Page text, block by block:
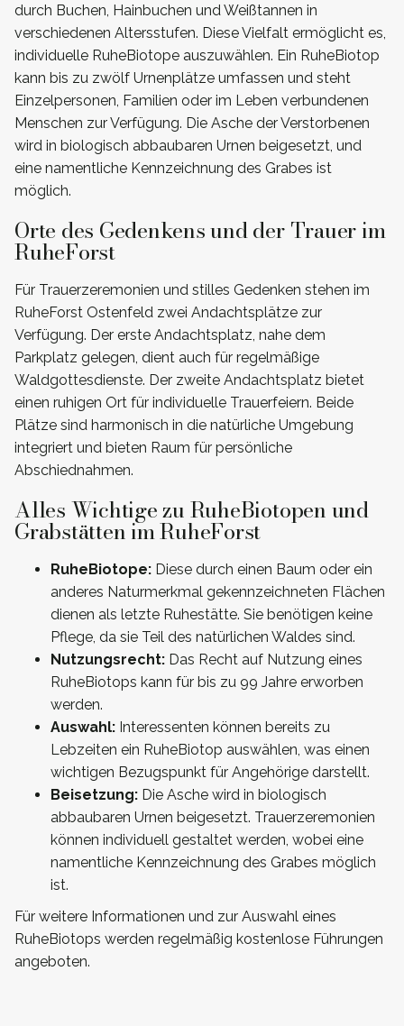
durch Buchen, Hainbuchen und Weißtannen in
verschiedenen Altersstufen. Diese Vielfalt ermöglicht es,
individuelle RuheBiotope auszuwählen. Ein RuheBiotop
kann bis zu zwölf Urnenplätze umfassen und steht
Einzelpersonen, Familien oder im Leben verbundenen
Menschen zur Verfügung. Die Asche der Verstorbenen
wird in biologisch abbaubaren Urnen beigesetzt, und
eine namentliche Kennzeichnung des Grabes ist
möglich.
Orte des Gedenkens und der Trauer im
RuheForst
Für Trauerzeremonien und stilles Gedenken stehen im
RuheForst Ostenfeld zwei Andachtsplätze zur
Verfügung. Der erste Andachtsplatz, nahe dem
Parkplatz gelegen, dient auch für regelmäßige
Waldgottesdienste. Der zweite Andachtsplatz bietet
einen ruhigen Ort für individuelle Trauerfeiern. Beide
Plätze sind harmonisch in die natürliche Umgebung
integriert und bieten Raum für persönliche
Abschiednahmen.
Alles Wichtige zu RuheBiotopen und
Grabstätten im RuheForst
RuheBiotope: Diese durch einen Baum oder ein
anderes Naturmerkmal gekennzeichneten Flächen
dienen als letzte Ruhestätte. Sie benötigen keine
Pflege, da sie Teil des natürlichen Waldes sind.
Nutzungsrecht: Das Recht auf Nutzung eines
RuheBiotops kann für bis zu 99 Jahre erworben
werden.
Auswahl: Interessenten können bereits zu
Lebzeiten ein RuheBiotop auswählen, was einen
wichtigen Bezugspunkt für Angehörige darstellt.
Beisetzung: Die Asche wird in biologisch
abbaubaren Urnen beigesetzt. Trauerzeremonien
können individuell gestaltet werden, wobei eine
namentliche Kennzeichnung des Grabes möglich
ist.
Für weitere Informationen und zur Auswahl eines
RuheBiotops werden regelmäßig kostenlose Führungen
angeboten.